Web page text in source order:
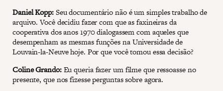
Daniel Kopp:Seu documentário não é um simples trabalho de
arquivo. Você decidiu fazer com que as faxineiras da
cooperativa dos anos 1970 dialogassem com aqueles que
desempenham as mesmas funções na Universidade de
Louvain-la-Neuve hoje. Por que você tomou essa decisão?
Coline Grando:Eu queria fazer um filme que ressoasse no
presente, que nos fizesse perguntas sobre agora.